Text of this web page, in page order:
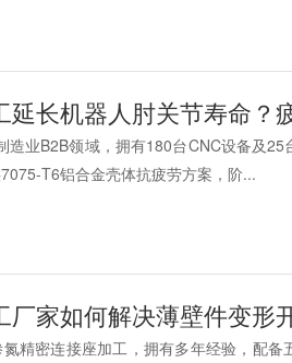
造业B2B领域，拥有180台CNC设备及
T6铝合金壳体抗疲劳方案，阶...
精密连接座加工，拥有多年经验，配